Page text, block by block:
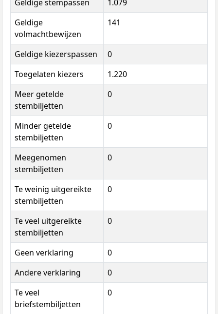
Geldige stempassen
1.079
Geldige
volmachtbewijzen
141
Geldige kiezerspassen
0
Toegelaten kiezers
1.220
Meer getelde
stembiljetten
0
Minder getelde
stembiljetten
0
Meegenomen
stembiljetten
0
Te weinig uitgereikte
stembiljetten
0
Te veel uitgereikte
stembiljetten
0
Geen verklaring
0
Andere verklaring
0
Te veel
briefstembiljetten
0